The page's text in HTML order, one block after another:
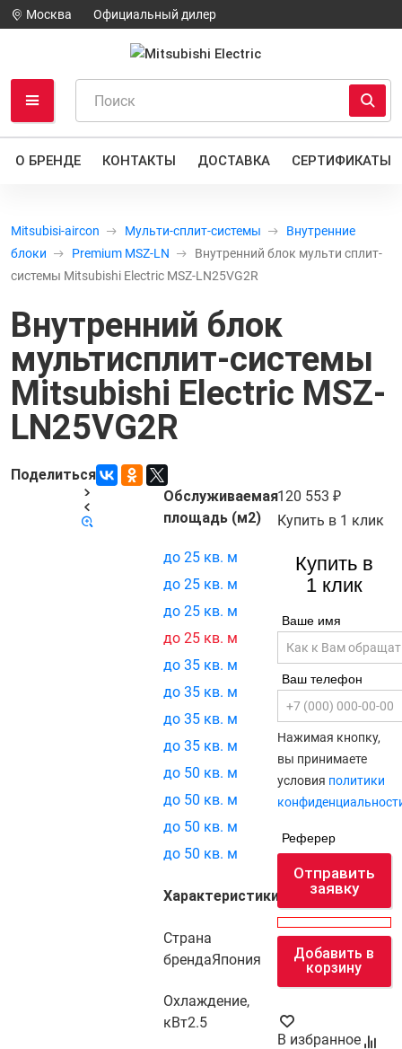
Москва Официальный дилер
О БРЕНДЕ КОНТАКТЫ ДОСТАВКА СЕРТИФИКАТЫ
Mitsubisi-aircon Мульти-сплит-системы
Внутренние
блоки
Premium MSZ-LN
Внутренний блок мульти сплит-
системы Mitsubishi Electric MSZ-LN25VG2R
Внутренний блок
мультисплит-системы
Mitsubishi Electric MSZ-
LN25VG2R
Поделиться
Код товара:
120 553
Купить в 1 клик
Купить в
1 клик
Ваше имя
Ваш телефон
Нажимая кнопку,
вы принимаете
условия политики
Реферер
Отправить
заявку
Добавить в
корзину
В избранное
Обслуживаемая
площадь (м2)
до 25 кв. м
до 25 кв. м
до 25 кв. м
до 25 кв. м
до 35 кв. м
до 35 кв. м
до 35 кв. м
до 35 кв. м
до 50 кв. м
до 50 кв. м
до 50 кв. м
до 50 кв. м
Характеристики
Страна
брендаЯпония
Охлаждение,
кВт2.5